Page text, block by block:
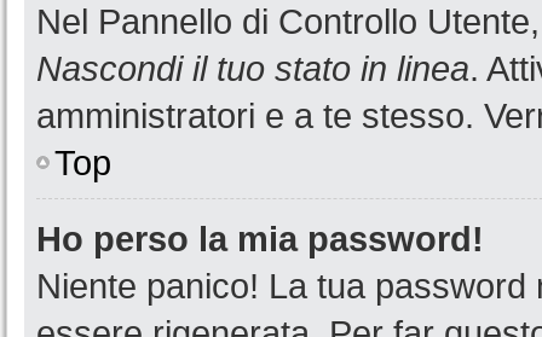
Nel Pannello di Controllo
Nascondi il tuo stato in linea.
amministratori e a te stesso.
Top
Ho perso la mia password!
Niente panico! La tua